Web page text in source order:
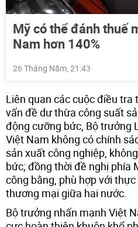
Mỹ có thể đánh thuế
Nam hơn 140%
26 Tháng Năm, 21:43
Liên quan các cuộc điều tra
vấn đề dư thừa công suất
động cưỡng bức, Bộ trưởng
Việt Nam không có chính
sản xuất công nghiệp,
bức; đồng thời đề nghị phía
công bằng, phù hợp với
thương mại giữa hai nước.
Bộ trưởng nhấn mạnh Việt